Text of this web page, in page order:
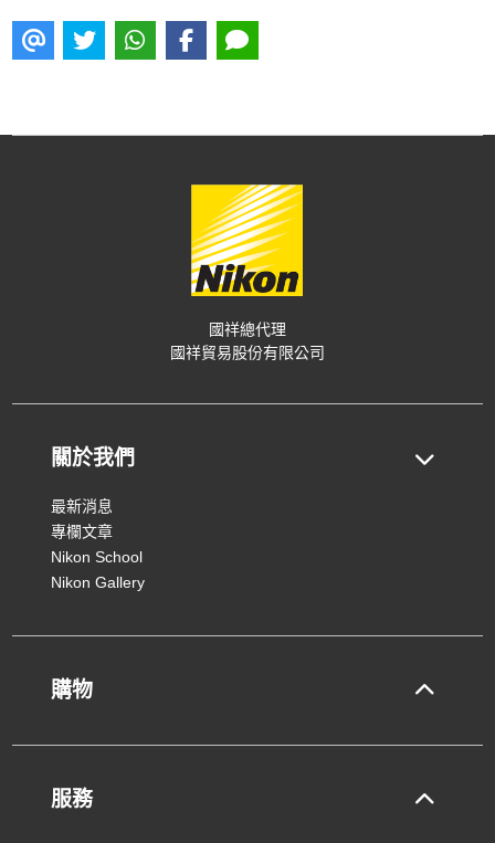
國祥總代理
國祥貿易股份有限公司
關於我們
最新消息
專欄文章
Nikon School
Nikon Gallery
購物
服務